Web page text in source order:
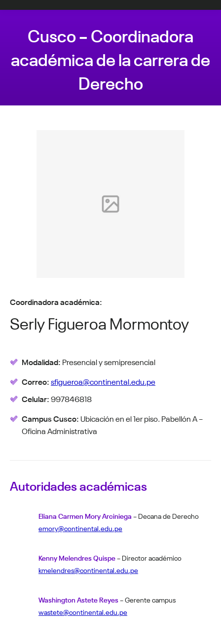
Cusco – Coordinadora
académica de la carrera de
Derecho
Coordinadora académica:
Serly Figueroa Mormontoy
Modalidad: Presencial y semipresencial
Correo:sfigueroa@continental.edu.pe
Celular:997846818
Campus Cusco: Ubicación en el 1er piso. Pabellón A –
Oficina Administrativa
Autoridades académicas
Eliana Carmen Mory Arciniega – Decana de Derecho
emory@continental.edu.pe
Kenny Melendres Quispe– Director académico
kmelendres@continental.edu.pe
Washington Astete Reyes– Gerente campus
wastete@continental.edu.pe